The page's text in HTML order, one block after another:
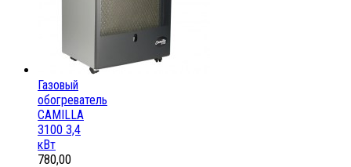
Газовый
обогреватель
CAMILLA
3100 3,4
кВт
780,00